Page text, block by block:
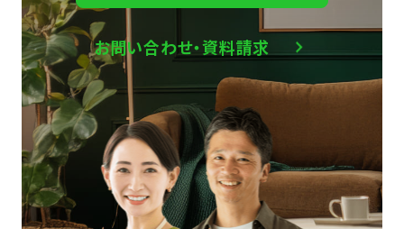
お問い合わせ・資料請求